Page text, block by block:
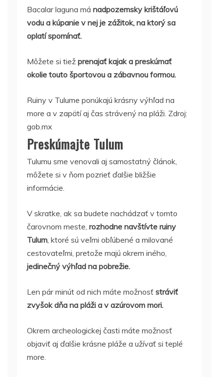
Bacalar laguna má nadpozemsky krištáľovú
vodu a kúpanie v nej je zážitok, na ktorý sa
oplatí spomínať.
Môžete si tiež prenajať kajak a preskúmať
okolie touto športovou a zábavnou formou.
Ruiny v Tulume ponúkajú krásny výhľad na
more a v zapätí aj čas strávený na pláži. Zdroj:
gob.mx
Preskúmajte Tulum
Tulumu sme venovali aj samostatný článok,
môžete si v ňom pozrieť ďalšie bližšie
informácie.
V skratke, ak sa budete nachádzať v tomto
čarovnom meste, rozhodne navštívte ruiny
Tulum, ktoré sú veľmi obľúbené a milované
cestovateľmi, pretože majú okrem iného,
jedinečný výhľad na pobrežie.
Len pár minút od nich máte možnosť stráviť
zvyšok dňa na pláži a v azúrovom mori.
Okrem archeologickej časti máte možnosť
objaviť aj ďalšie krásne pláže a užívať si teplé
more.